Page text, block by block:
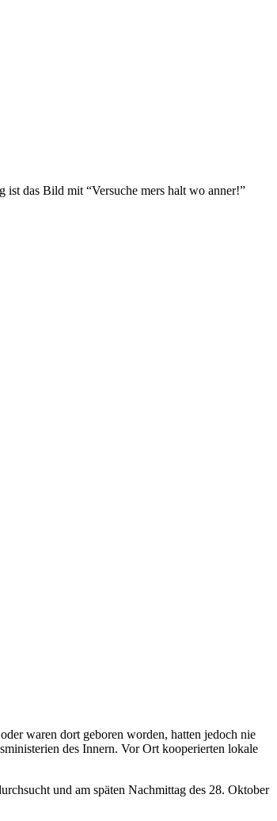
das Bild mit “Versuche mers halt wo anner!”
waren dort geboren worden, hatten jedoch nie
des Innern. Vor Ort kooperierten lokale
und am späten Nachmittag des 28. Oktober